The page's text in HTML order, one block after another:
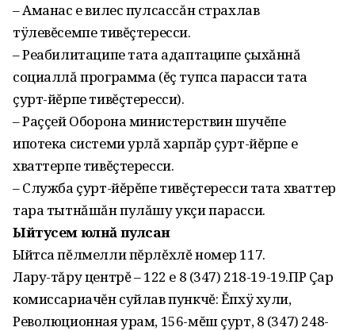
– Аманас е вилес пулсассăн страхлав
тÿлевĕсемпе тивĕçтересси.
– Реабилитаципе тата адаптаципе çыхăннă
социаллă программа (ĕç тупса парасси тата
çурт-йĕрпе тивĕçтересси).
– Раççей Оборона министерствин шучĕпе
ипотека системи урлă харпăр çурт-йĕрпе е
хваттерпе тивĕçтересси.
– Служба çурт-йĕрĕпе тивĕçтересси тата хваттер
тара тытнăшăн пулăшу укçи парасси.
Ыйтусем юлнă пулсан
Ыйтса пĕлмелли пĕрлĕхлĕ номер 117.
Лару-тăру центрĕ – 122 е 8 (347) 218-19-19.ПР Çар
комиссариачĕн суйлав пункчĕ: Ĕпхÿ хули,
Революционная урам, 156-мĕш çурт, 8 (347) 248-